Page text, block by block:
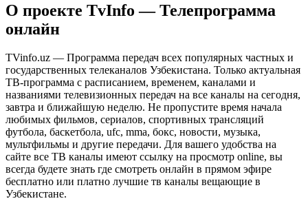
О проекте TvInfo — Телепрограмма
онлайн
TVinfo.uz — Программа передач всех популярных частных и
государственных телеканалов Узбекистана. Только актуальная
ТВ-программа с расписанием, временем, каналами и
названиями телевизионных передач на все каналы на сегодня,
завтра и ближайшую неделю. Не пропустите время начала
любимых фильмов, сериалов, спортивных трансляций
футбола, баскетбола, ufc, mma, бокс, новости, музыка,
мультфильмы и другие передачи. Для вашего удобства на
сайте все ТВ каналы имеют ссылку на просмотр online, вы
всегда будете знать где смотреть онлайн в прямом эфире
бесплатно или платно лучшие тв каналы вещающие в
Узбекистане.